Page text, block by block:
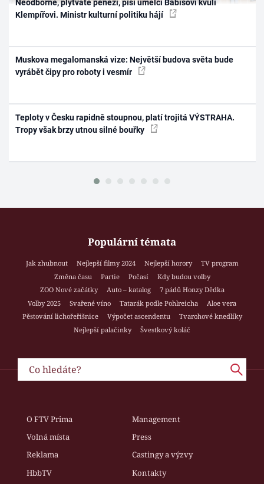
Neodborné, plýtváte penězi, píší umělci Babišovi kvůli
Klempířovi. Ministr kulturní politiku hájí
Muskova megalomanská vize: Největší budova světa bude
vyrábět čipy pro roboty i vesmír
Teploty v Česku rapidně stoupnou, platí trojitá VÝSTRAHA.
Tropy však brzy utnou silné bouřky
Populární témata
Jak zhubnout Nejlepší filmy 2024 Nejlepší horory
TV program
Změna času
Partie Počasí
Kdy budou volby
ZOO Nové začátky
Auto – katalog
7 pádů Honzy Dědka
Volby 2025
Svařené víno Tatarák podle Pohlreicha
Aloe vera
Pěstování lichořeřišnice
Výpočet ascendentu
Tvarohové knedlíky
Nejlepší palačinky
Švestkový koláč
O FTV Prima
Management
Volná místa
Press
Reklama
Castingy a výzvy
HbbTV
Kontakty